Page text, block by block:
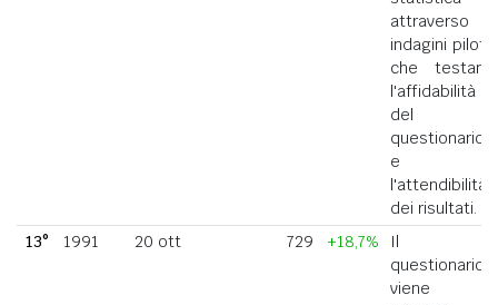
attraverso
indagini pilota
che testano
l'affidabilità
del
questionario
e
l'attendibilità
dei risultati.
13°
1991 20 ott 729 +18,7%
Il
questionario
viene